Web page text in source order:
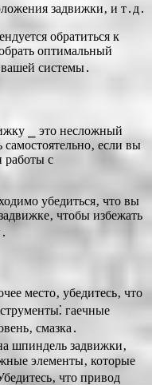
задвижки‚ и т․д․
обратиться к
оптимальный
системы․
⎯ это несложный
если вы
работы с
убедиться‚ что вы
чтобы избежать
место‚ убедитесь‚ что
гаечные
смазка․
шпиндель задвижки‚
элементы‚ которые
что привод